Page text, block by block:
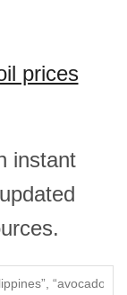
prices
instant